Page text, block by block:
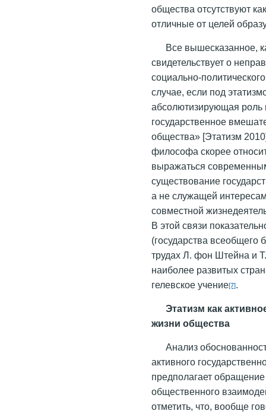
общества отсутствуют
отличные от целей
Все вышесказанное,
свидетельствует о
социально-
случае, если под
абсолютизирующая
государственное
общества» [Этатизм
философа скорее
выражаться
существование
а не служащей
совместной
В этой связи
(государства всеобщего
трудах Л. фон Штейна и
наиболее развитых
гелевскоеучение[7].
Этатизм как
жизни общества
Анализ
активного
предполагает обращение
общественного
отметить, что, вообще